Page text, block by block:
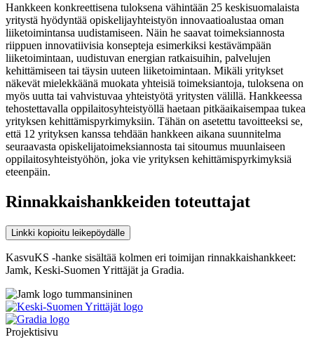
Hankkeen konkreettisena tuloksena vähintään 25 keskisuomalaista
yritystä hyödyntää opiskelijayhteistyön innovaatioalustaa oman
liiketoimintansa uudistamiseen. Näin he saavat toimeksiannosta
riippuen innovatiivisia konsepteja esimerkiksi kestävämpään
liiketoimintaan, uudistuvan energian ratkaisuihin, palvelujen
kehittämiseen tai täysin uuteen liiketoimintaan. Mikäli yritykset
näkevät mielekkäänä muokata yhteisiä toimeksiantoja, tuloksena on
myös uutta tai vahvistuvaa yhteistyötä yritysten välillä. Hankkeessa
tehostettavalla oppilaitosyhteistyöllä haetaan pitkäaikaisempaa tukea
yrityksen kehittämispyrkimyksiin. Tähän on asetettu tavoitteeksi se,
että 12 yrityksen kanssa tehdään hankkeen aikana suunnitelma
seuraavasta opiskelijatoimeksiannosta tai sitoumus muunlaiseen
oppilaitosyhteistyöhön, joka vie yrityksen kehittämispyrkimyksiä
eteenpäin.
Rinnakkaishankkeiden toteuttajat
Linkki kopioitu leikepöydälle
KasvuKS -hanke sisältää kolmen eri toimijan rinnakkaishankkeet:
Jamk, Keski-Suomen Yrittäjät ja Gradia.
Projektisivu